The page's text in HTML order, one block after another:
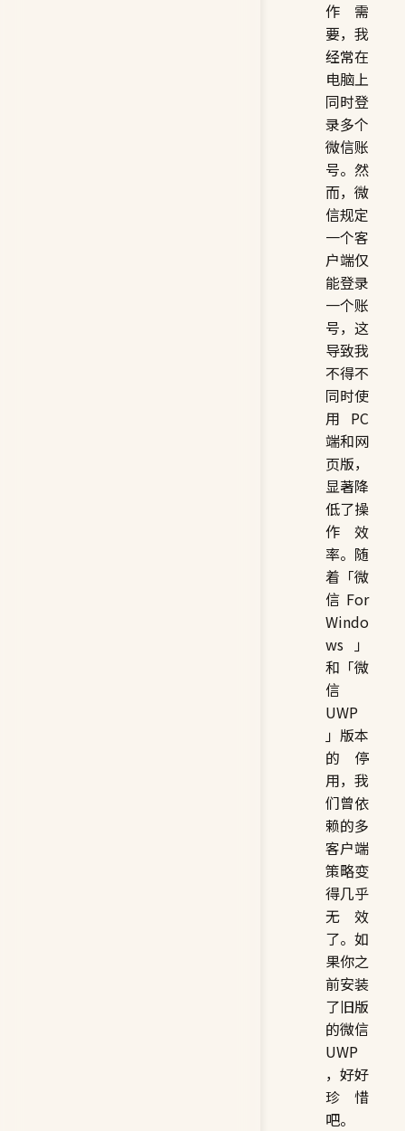
作需
要，我
经常在
电脑上
同时登
录多个
微信账
号。然
而，微
信规定
一个客
户端仅
能登录
一个账
号，这
导致我
不得不
同时使
用 PC
端和网
页版，
显著降
低了操
作效
率。随
着「微
信 For
Windo
ws」
和「微
信
UWP
」版本
的停
用，我
们曾依
赖的多
客户端
策略变
得几乎
无效
了。如
果你之
前安装
了旧版
的微信
UWP
，好好
珍惜
吧。